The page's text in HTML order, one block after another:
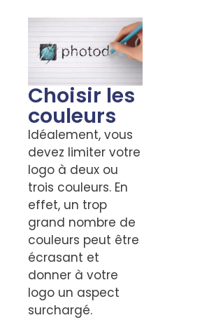
Choisir les
couleurs
Idéalement, vous
devez limiter votre
logo à deux ou
trois couleurs. En
effet, un trop
grand nombre de
couleurs peut être
écrasant et
donner à votre
logo un aspect
surchargé.